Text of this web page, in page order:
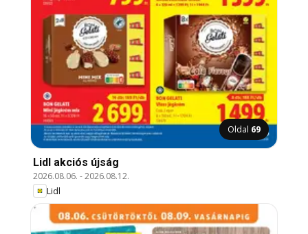
Oldal 69
Lidl akciós újság
2026.08.06. -2026.08.12.
Lidl